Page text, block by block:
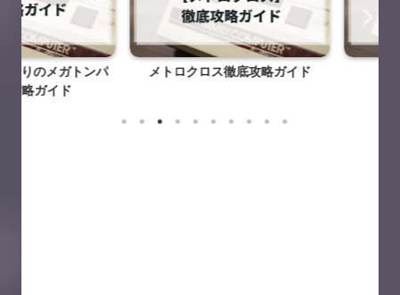
メガトンパ
ガイド
メトロクロス徹底攻略ガイド